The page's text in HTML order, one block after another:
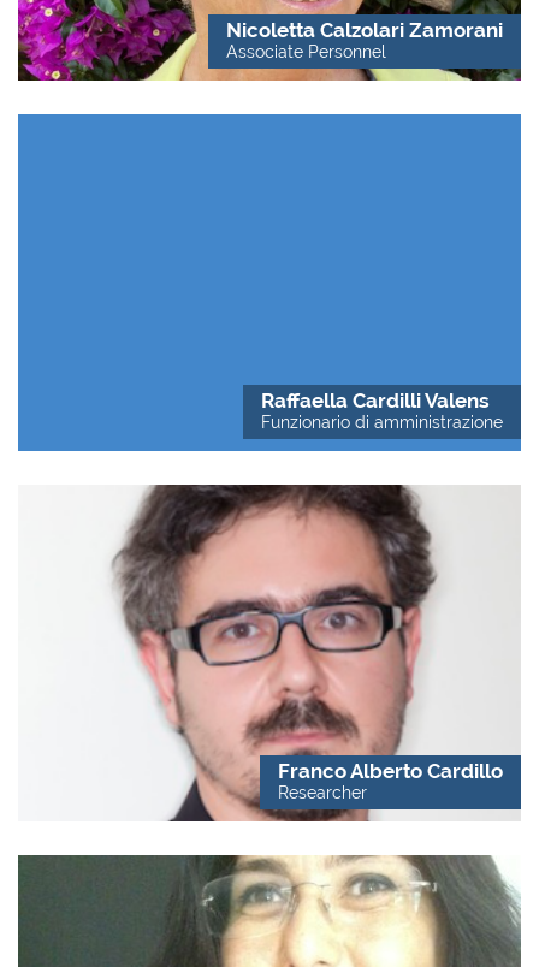
Nicoletta Calzolari Zamorani
Associate Personnel
Raffaella Cardilli Valens
Funzionario di amministrazione
Franco Alberto Cardillo
Researcher